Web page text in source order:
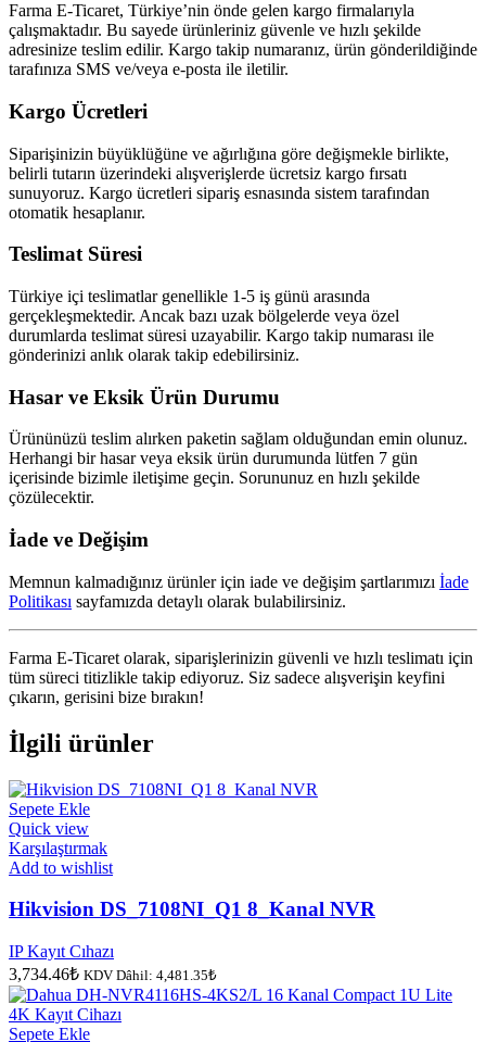
Farma E-Ticaret, Türkiye’nin önde gelen kargo firmalarıyla
çalışmaktadır. Bu sayede ürünleriniz güvenle ve hızlı şekilde
adresinize teslim edilir. Kargo takip numaranız, ürün gönderildiğinde
tarafınıza SMS ve/veya e-posta ile iletilir.
Kargo Ücretleri
Siparişinizin büyüklüğüne ve ağırlığına göre değişmekle birlikte,
belirli tutarın üzerindeki alışverişlerde ücretsiz kargo fırsatı
sunuyoruz. Kargo ücretleri sipariş esnasında sistem tarafından
otomatik hesaplanır.
Teslimat Süresi
Türkiye içi teslimatlar genellikle 1-5 iş günü arasında
gerçekleşmektedir. Ancak bazı uzak bölgelerde veya özel
durumlarda teslimat süresi uzayabilir. Kargo takip numarası ile
gönderinizi anlık olarak takip edebilirsiniz.
Hasar ve Eksik Ürün Durumu
Ürününüzü teslim alırken paketin sağlam olduğundan emin olunuz.
Herhangi bir hasar veya eksik ürün durumunda lütfen 7 gün
içerisinde bizimle iletişime geçin. Sorununuz en hızlı şekilde
çözülecektir.
İade ve Değişim
Memnun kalmadığınız ürünler için iade ve değişim şartlarımızı İade
Politikası sayfamızda detaylı olarak bulabilirsiniz.
Farma E-Ticaret olarak, siparişlerinizin güvenli ve hızlı teslimatı için
tüm süreci titizlikle takip ediyoruz. Siz sadece alışverişin keyfini
çıkarın, gerisini bize bırakın!
İlgili ürünler
Sepete Ekle
Quick view
Karşılaştırmak
Add to wishlist
Hikvision DS_7108NI_Q1 8_Kanal NVR
IP Kayıt Cıhazı
3,734.46₺ KDV Dâhil: 4,481.35₺
Sepete Ekle